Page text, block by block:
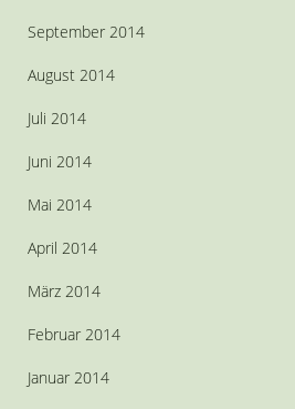
September 2014
August 2014
Juli 2014
Juni 2014
Mai 2014
April 2014
März 2014
Februar 2014
Januar 2014